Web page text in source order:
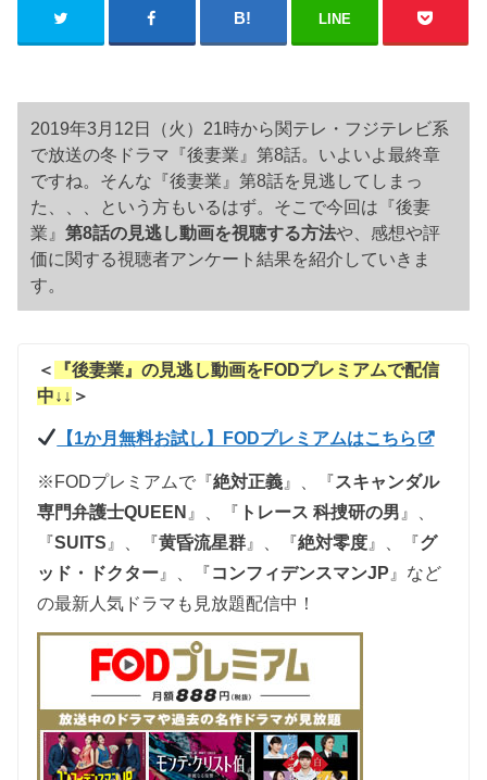
LINE
2019年3月12日（火）21時から関テレ・フジテレビ系
で放送の冬ドラマ『後妻業』第8話。いよいよ最終章
ですね。そんな『後妻業』第8話を見逃してしまっ
た、、、という方もいるはず。そこで今回は『後妻
業』第8話の見逃し動画を視聴する方法や、感想や評
価に関する視聴者アンケート結果を紹介していきま
す。
＜ 『後妻業』の見逃し動画を FODプレミアムで配信
中↓↓ ＞
【1か月無料お試し】FODプレミアムはこちら
※FODプレミアムで『絶対正義 』、『スキャンダル
専門弁護士QUEEN 』、 『 トレース 科捜研の男 』、
『SUITS 』、『黄昏流星群 』、『絶対零度 』、『グ
ッド・ドクター 』、『コンフィデンスマンJP 』など
の最新人気ドラマも見放題配信中 ！